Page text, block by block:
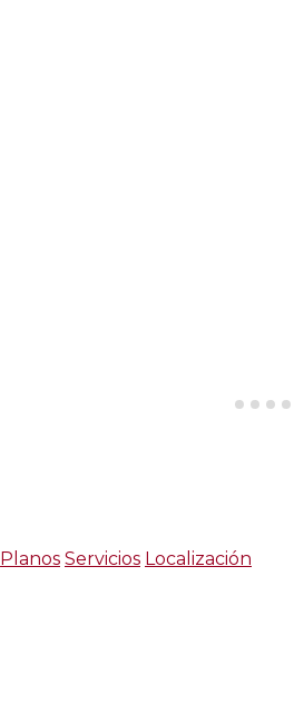
Planos Servicios Localización